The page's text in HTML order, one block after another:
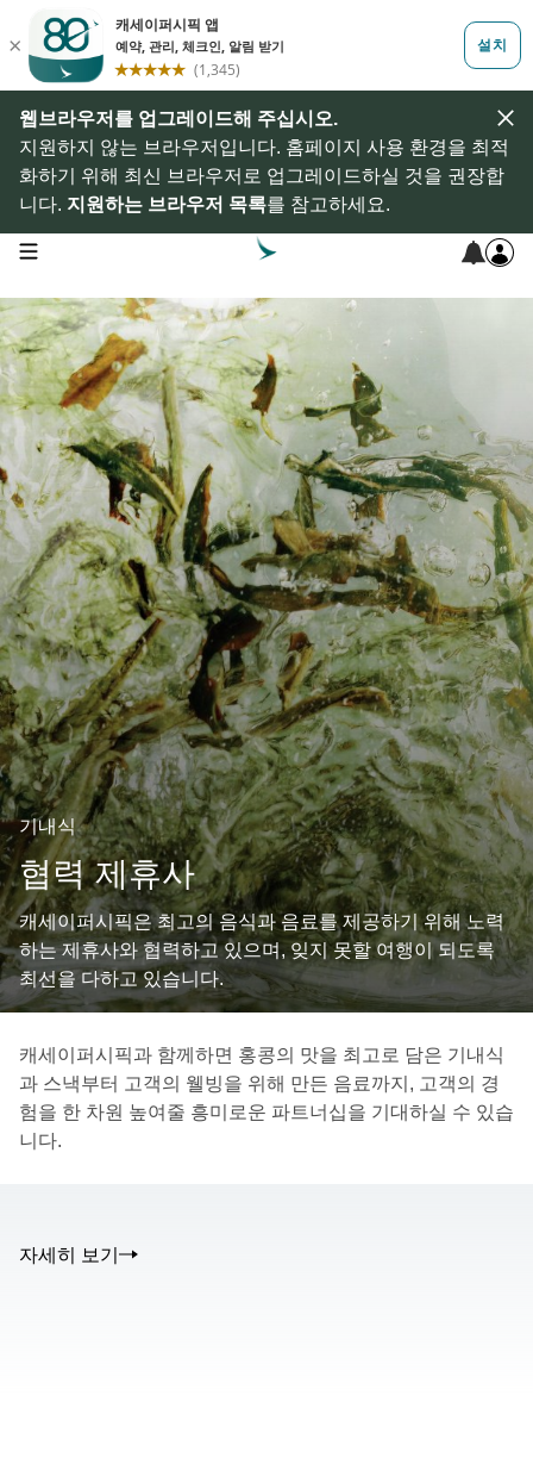
웹브라우저를 업그레이드해 주십시오.
지원하지 않는 브라우저입니다. 홈페이지 사용 환경을 최적
화하기 위해 최신 브라우저로 업그레이드하실 것을 권장합
니다. 지원하는 브라우저 목록를 참고하세요.
open navigation menu
기내식
협력 제휴사
캐세이퍼시픽은 최고의 음식과 음료를 제공하기 위해 노력
하는 제휴사와 협력하고 있으며, 잊지 못할 여행이 되도록
최선을 다하고 있습니다.
캐세이퍼시픽과 함께하면 홍콩의 맛을 최고로 담은 기내식
과 스낵부터 고객의 웰빙을 위해 만든 음료까지, 고객의 경
험을 한 차원 높여줄 흥미로운 파트너십을 기대하실 수 있습
니다.
자세히 보기